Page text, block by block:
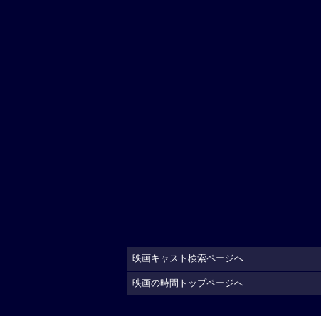
映画キャスト検索ページへ
映画の時間トップページへ